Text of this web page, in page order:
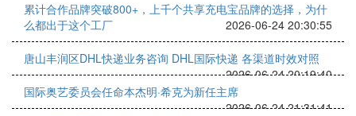
累计合作品牌突破800+，上千个共享充电宝品牌的选择，为什
么都出于这个工厂
2026-06-24 20:30:55
唐山丰润区DHL快递业务咨询 DHL国际快递 各渠道时效对照
2026-06-24 20:19:40
国际奥艺委员会任命本杰明·希克为新任主席
2026-06-24 21:31:41